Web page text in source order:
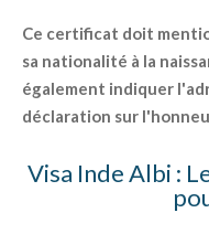
Ce certificat doit
sa nationalité à la
également indiquer
déclaration sur
Visa Inde Albi :